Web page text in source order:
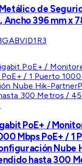
de
Ancho 396 mm x
GABVID1R3
PoE+ /
Mbps PoE+ / 1
Nube
hasta 300